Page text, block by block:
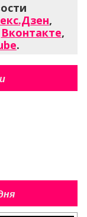
,
Вконтакте,
.